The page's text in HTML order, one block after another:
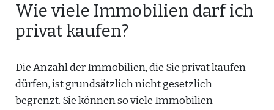
Wie viele Immobilien darf ich
privat kaufen?
Die Anzahl der Immobilien, die Sie privat kaufen
dürfen, ist grundsätzlich nicht gesetzlich
begrenzt. Sie können so viele Immobilien